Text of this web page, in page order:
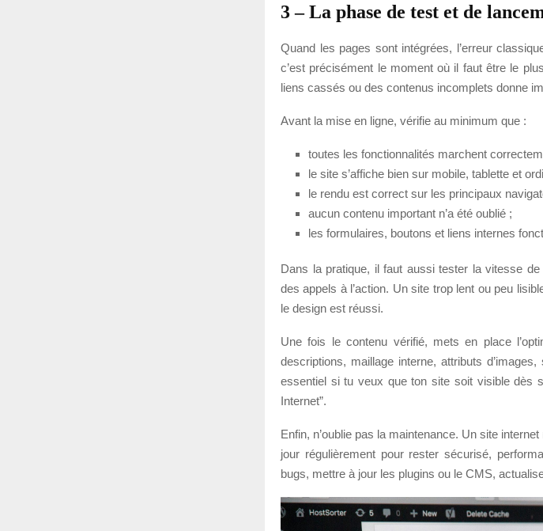
3 – La phase de test et de
Quand les pages sont intégrées, l’erreur
c’est précisément le moment où il faut être le
liens cassés ou des contenus incomplets donne
Avant la mise en ligne, vérifie au minimum que :
toutes les fonctionnalités marchent
le site s’affiche bien sur mobile, tablette et
le rendu est correct sur les principaux
aucun contenu important n’a été oublié ;
les formulaires, boutons et liens internes
Dans la pratique, il faut aussi tester la vitesse
des appels à l’action. Un site trop lent ou peu
le design est réussi.
Une fois le contenu vérifié, mets en place
descriptions, maillage interne, attributs
essentiel si tu veux que ton site soit visible dès
Internet”.
Enfin, n’oublie pas la maintenance. Un site
jour régulièrement pour rester sécurisé,
bugs, mettre à jour les plugins ou le CMS,